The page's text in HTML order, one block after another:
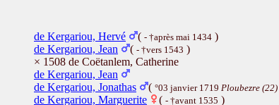
de Kergariou, Hervé ( - †après mai 1434 )
de Kergariou, Jean
( - †vers 1543 )
× 1508 de Coëtanlem, Catherine
de Kergariou, Jean
de Kergariou, Jonathas
( °03 janvier 1719 Ploubezre (22)
de Kergariou, Marguerite
( - †avant 1535 )